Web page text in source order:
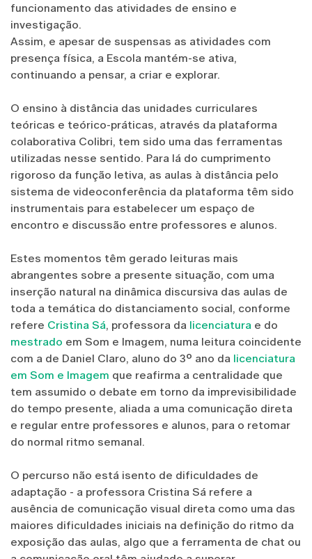
funcionamento das atividades de ensino e
investigação.
Assim, e apesar de suspensas as atividades com
presença física, a Escola mantém-se ativa,
continuando a pensar, a criar e explorar.
O ensino à distância das unidades curriculares
teóricas e teórico-práticas, através da plataforma
colaborativa Colibri, tem sido uma das ferramentas
utilizadas nesse sentido. Para lá do cumprimento
rigoroso da função letiva, as aulas à distância pelo
sistema de videoconferência da plataforma têm sido
instrumentais para estabelecer um espaço de
encontro e discussão entre professores e alunos.
Estes momentos têm gerado leituras mais
abrangentes sobre a presente situação, com uma
inserção natural na dinâmica discursiva das aulas de
toda a temática do distanciamento social, conforme
refere Cristina Sá, professora da licenciatura e do
mestrado em Som e Imagem, numa leitura coincidente
com a de Daniel Claro, aluno do 3º ano da licenciatura
em Som e Imagem que reafirma a centralidade que
tem assumido o debate em torno da imprevisibilidade
do tempo presente, aliada a uma comunicação direta
e regular entre professores e alunos, para o retomar
do normal ritmo semanal.
O percurso não está isento de dificuldades de
adaptação - a professora Cristina Sá refere a
ausência de comunicação visual direta como uma das
maiores dificuldades iniciais na definição do ritmo da
exposição das aulas, algo que a ferramenta de chat ou